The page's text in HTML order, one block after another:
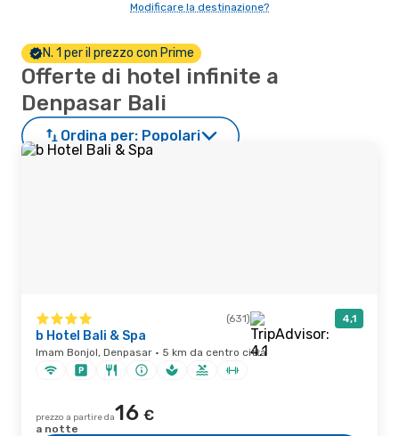
Modificare la destinazione?
N. 1 per il prezzo con Prime
Offerte di hotel infinite a
Denpasar Bali
Ordina per: Popolari
(631) 4,1
b Hotel Bali & Spa
Imam Bonjol, Denpasar · 5 km da centro città
prezzo a partire da16 €
a notte